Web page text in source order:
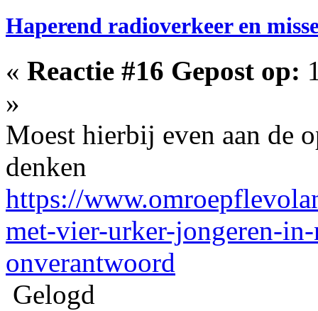
Haperend radioverkeer en
« Reactie #16 Gepost op:
»
Moest hierbij even aan de
denken
https://
met-vier-urker-jongeren-
onverantwoord
Gelogd